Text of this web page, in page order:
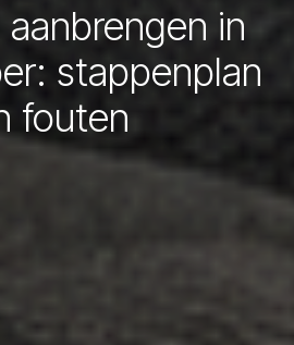
in
stappenplan
fouten